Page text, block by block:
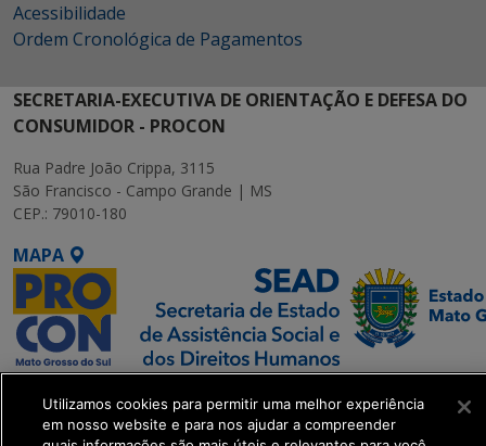
Acessibilidade
Ordem Cronológica de Pagamentos
SECRETARIA-EXECUTIVA DE ORIENTAÇÃO E DEFESA DO
CONSUMIDOR - PROCON
Rua Padre João Crippa, 3115
São Francisco - Campo Grande | MS
CEP.: 79010-180
MAPA
SETDIG | Secretaria-
Executiva de
Utilizamos cookies para permitir uma melhor experiência
em nosso website e para nos ajudar a compreender